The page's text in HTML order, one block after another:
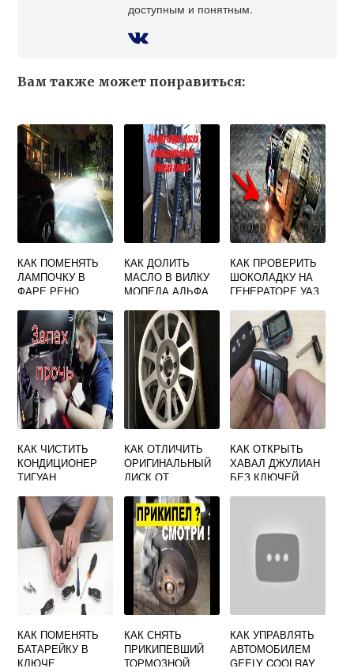
доступным и понятным.
Вам также может понравиться:
КАК ПОМЕНЯТЬ
ЛАМПОЧКУ В
ФАРЕ РЕНО
КАК ДОЛИТЬ
МАСЛО В ВИЛКУ
МОПЕДА АЛЬФА
КАК ПРОВЕРИТЬ
ШОКОЛАДКУ НА
ГЕНЕРАТОРЕ УАЗ
КАК ЧИСТИТЬ
КОНДИЦИОНЕР
ТИГУАН
КАК ОТЛИЧИТЬ
ОРИГИНАЛЬНЫЙ
ДИСК ОТ
КАК ОТКРЫТЬ
ХАВАЛ ДЖУЛИАН
БЕЗ КЛЮЧЕЙ
КАК ПОМЕНЯТЬ
БАТАРЕЙКУ В
КЛЮЧЕ
КАК СНЯТЬ
ПРИКИПЕВШИЙ
ТОРМОЗНОЙ
КАК УПРАВЛЯТЬ
АВТОМОБИЛЕМ
GEELY COOLRAY